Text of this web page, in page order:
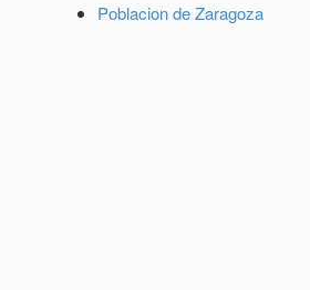
Poblacion de Zaragoza